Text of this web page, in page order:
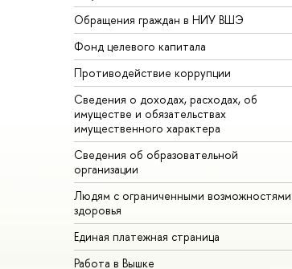
Обращения граждан в НИУ ВШЭ
Фонд целевого капитала
Противодействие коррупции
Сведения о доходах, расходах, об
имуществе и обязательствах
имущественного характера
Сведения об образовательной
организации
Людям с ограниченными возможностями
здоровья
Единая платежная страница
Работа в Вышке